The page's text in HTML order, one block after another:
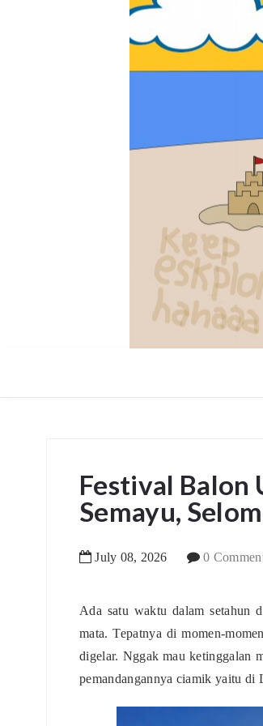
Festival Balon
Semayu,
July 08, 2026 0
Ada satu waktu dalam setahun
mata. Tepatnya di momen-
digelar. Nggak mau ketinggalan
pemandangannya ciamik yaitu di